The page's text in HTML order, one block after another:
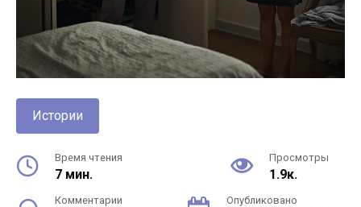
Истории
Время чтения
7 мин.
Просмотры
1.9к.
Комментарии Опубликовано